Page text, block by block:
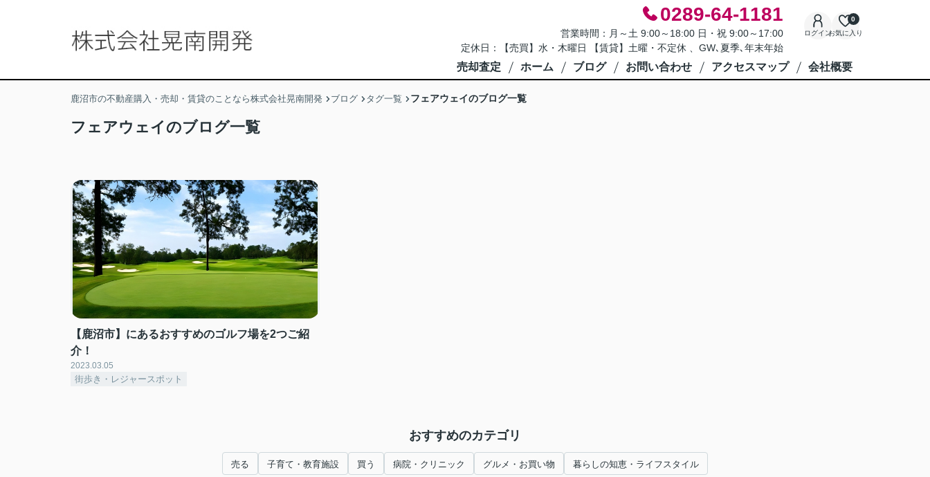
0289-64-1181
営業時間：月～土 9:00～18:00 日・祝 9:00～17:00
定休日：【売買】水・木曜日 【賃貸】土曜・不定休 、GW､夏季､年末年始
ログインお気に入り
0
売却査定 ホーム ブログ お問い合わせ アクセスマップ 会社概要
鹿沼市の不動産購入・売却・賃貸のことなら株式会社晃南開発 ブログ タグ一覧 フェアウェイのブログ一覧
フェアウェイのブログ一覧
【鹿沼市】にあるおすすめのゴルフ場を2つご紹
介！
2023.03.05
街歩き・レジャースポット
おすすめのカテゴリ
売る 子育て・教育施設 買う 病院・クリニック グルメ・お買い物 暮らしの知恵・ライフスタイル